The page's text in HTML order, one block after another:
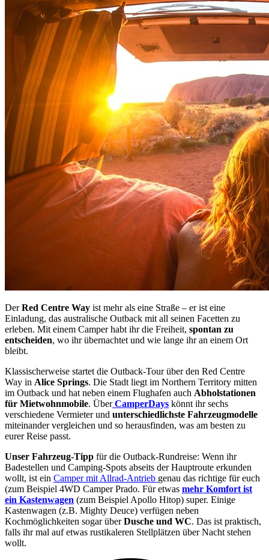
DerRed Centre Way ist mehr als eine Straße – er ist eine
Einladung, das australische Outback mit all seinen Facetten zu
erleben. Mit einem Camper habt ihr die Freiheit, spontan zu
entscheiden, wo ihr übernachtet und wie lange ihr an einem Ort
bleibt.
Klassischerweise startet die Outback-Tour über den Red Centre
Way in Alice Springs. Die Stadt liegt im Northern Territory mitten
im Outback und hat neben einem Flughafen auch Abholstationen
für Mietwohnmobile. ÜberCamperDays könnt ihr sechs
verschiedene Vermieter und unterschiedlichste Fahrzeugmodelle
miteinander vergleichen und so herausfinden, was am besten zu
eurer Reise passt.
Unser Fahrzeug-Tipp für die Outback-Rundreise: Wenn ihr
Badestellen und Camping-Spots abseits der Hauptroute erkunden
wollt, ist ein Camper mit Allrad-Antrieb genau das richtige für euch
(zum Beispiel 4WD Camper Prado. Für etwas mehr Komfort ist
ein Kastenwagen (zum Beispiel Apollo Hitop) super. Einige
Kastenwagen (z.B. Mighty Deuce) verfügen neben
Kochmöglichkeiten sogar überDusche und WC. Das ist praktisch,
falls ihr mal auf etwas rustikaleren Stellplätzen über Nacht stehen
wollt.